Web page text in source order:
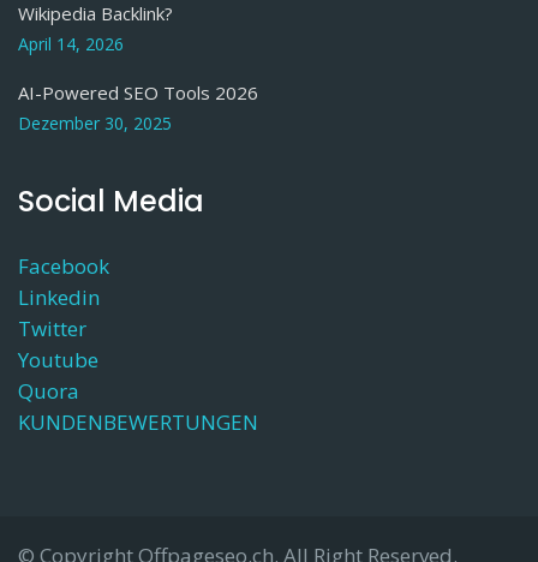
Wikipedia Backlink?
April 14, 2026
AI-Powered SEO Tools 2026
Dezember 30, 2025
Social Media
Facebook
Linkedin
Twitter
Youtube
Quora
KUNDENBEWERTUNGEN
© Copyright Offpageseo.ch. All Right Reserved.